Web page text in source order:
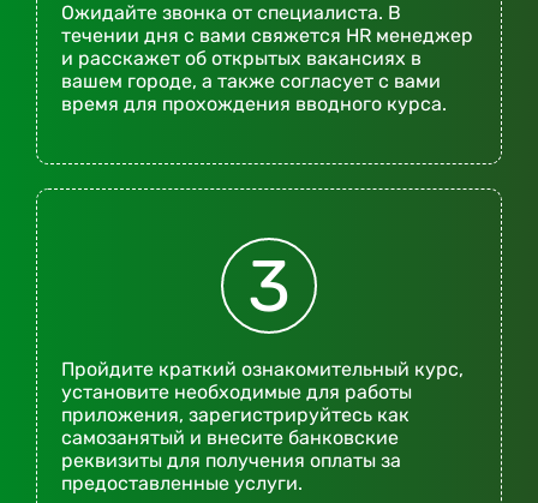
Ожидайте звонка от специалиста. В
течении дня с вами свяжется HR менеджер
и расскажет об открытых вакансиях в
вашем городе, а также согласует с вами
время для прохождения вводного курса.
3
Пройдите краткий ознакомительный курс,
установите необходимые для работы
приложения, зарегистрируйтесь как
самозанятый и внесите банковские
реквизиты для получения оплаты за
предоставленные услуги.